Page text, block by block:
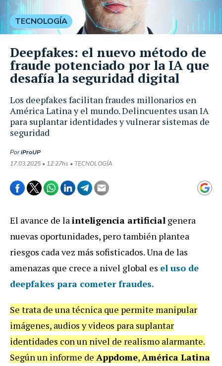
Los deepfakes facilitan fraudes millonarios en
América Latina y el mundo. Delincuentes usan IA
para suplantar identidades y vulnerar sistemas de
seguridad
PoriProUP
17.03.2025 • 12:27hs • TECNOLOGÍA
TECNOLOGÍA
Deepfakes: el nuevo método de
fraude potenciado por la IA que
desafía la seguridad digital
El avance de lainteligencia artificial genera
nuevas oportunidades, pero también plantea
riesgos cada vez más sofisticados. Una de las
amenazas que crece a nivel global es el uso de
deepfakes para cometer fraudes.
Se trata de una técnica que permite manipular
imágenes, audios y videos para suplantar
identidades con un nivel de realismo alarmante.
Según un informe de Appdome,América Latina